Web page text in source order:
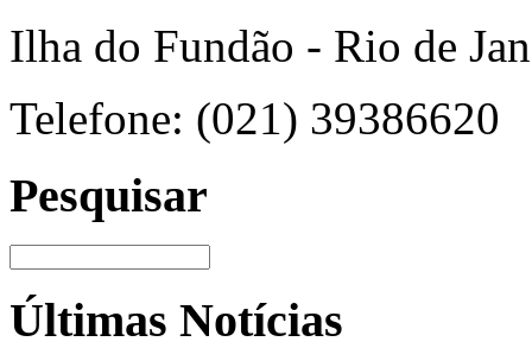
Ilha do Fundão - Rio de
Telefone: (021) 39386620
Pesquisar
Últimas Notícias